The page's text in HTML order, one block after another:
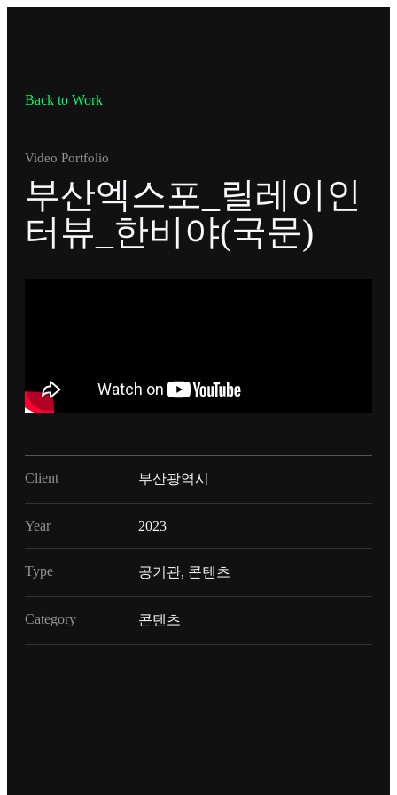
Back to Work
Video Portfolio
부산엑스포_릴레이인
터뷰_한비야(국문)
Client 부산광역시
Year 2023
Type 공기관, 콘텐츠
Category 콘텐츠